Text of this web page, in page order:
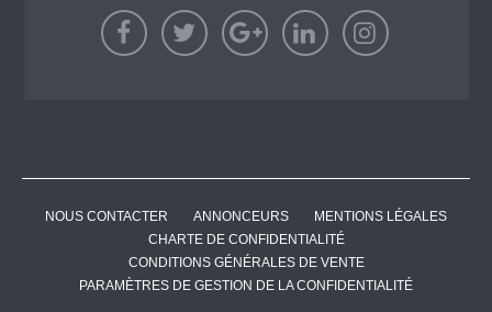
NOUS CONTACTER ANNONCEURS
MENTIONS LÉGALES
CHARTE DE CONFIDENTIALITÉ
CONDITIONS GÉNÉRALES DE VENTE
PARAMÈTRES DE GESTION DE LA CONFIDENTIALITÉ